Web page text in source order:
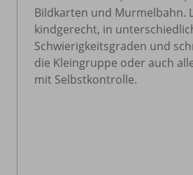
Bildkarten und Murmelbahn.
kindgerecht, in
Schwierigkeitsgraden und
die Kleingruppe oder auch
mit Selbstkontrolle.